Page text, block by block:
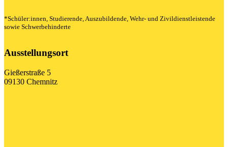
*Schüler:innen, Studierende, Auszubildende, Wehr- und Zivildienstleistende
sowie Schwerbehinderte
Ausstellungsort
Gießerstraße 5
09130 Chemnitz